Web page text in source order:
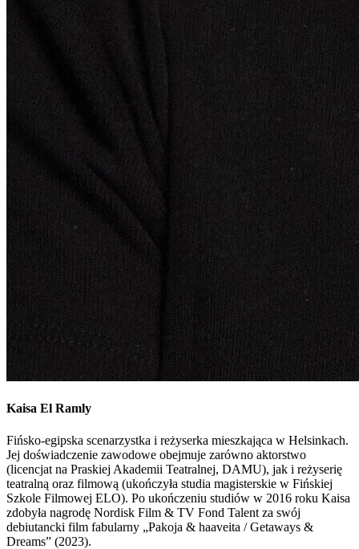
Kaisa El Ramly
Fińsko-egipska scenarzystka i reżyserka mieszkająca w Helsinkach.
Jej doświadczenie zawodowe obejmuje zarówno aktorstwo
(licencjat na Praskiej Akademii Teatralnej, DAMU), jak i reżyserię
teatralną oraz filmową (ukończyła studia magisterskie w Fińskiej
Szkole Filmowej ELO). Po ukończeniu studiów w 2016 roku Kaisa
zdobyła nagrodę Nordisk Film & TV Fond Talent za swój
debiutancki film fabularny „Pakoja & haaveita / Getaways &
Dreams” (2023).